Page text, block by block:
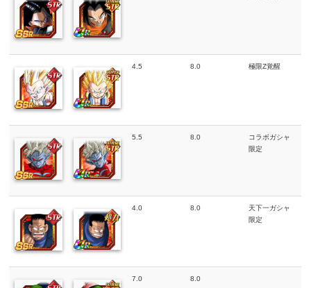
4.5 8.0 極限Z覚醒
5.5 8.0
コラボガシャ
限定
4.0 8.0
天下一ガシャ
限定
7.0 8.0